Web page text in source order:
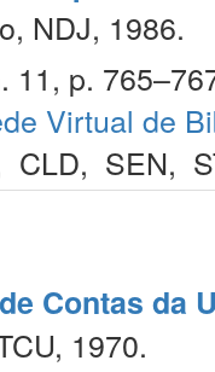
NDJ, 1986.
11, p.
Virtual de
CLD, SEN,
Contas da
1970.